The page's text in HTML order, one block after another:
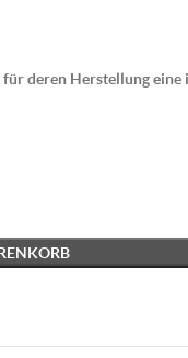
deren Herstellung